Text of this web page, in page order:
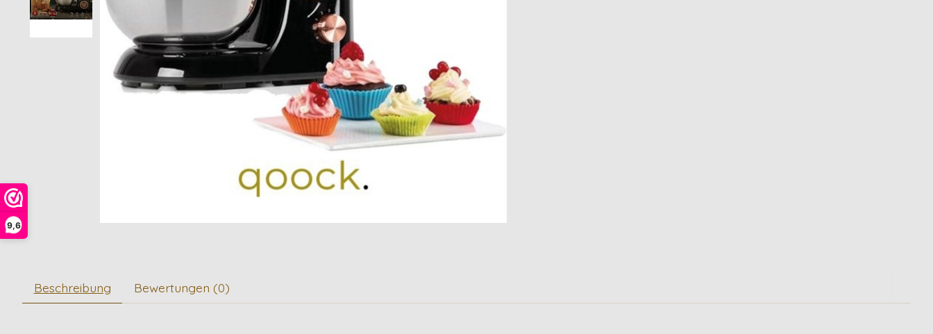
9,6
Beschreibung Bewertungen (0)